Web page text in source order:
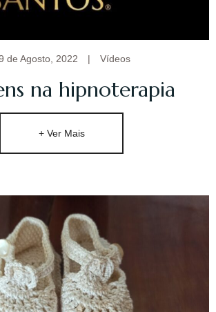
de Agosto, 2022 | Vídeos
na hipnoterapia
+ Ver Mais